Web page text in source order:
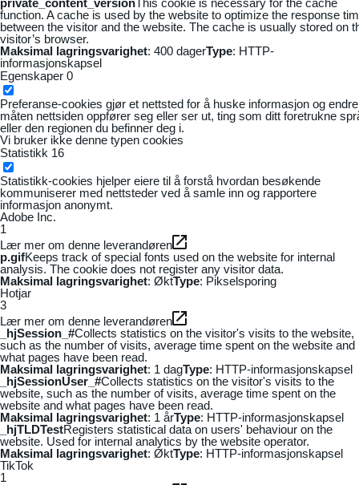
function. A cache is used by the website to optimize the response
between the visitor and the website. The cache is usually stored on
visitor’s browser.
Maksimal lagringsvarighet: 400 dagerType: HTTP-
informasjonskapsel
Egenskaper 0
Preferanse-cookies gjør et nettsted for å huske informasjon og
måten nettsiden oppfører seg eller ser ut, ting som ditt foretrukne
eller den regionen du befinner deg i.
Vi bruker ikke denne typen cookies
Statistikk 16
Statistikk-cookies hjelper eiere til å forstå hvordan besøkende
kommuniserer med nettsteder ved å samle inn og rapportere
informasjon anonymt.
Adobe Inc.
1
Lær mer om denne leverandøren
p.gifKeeps track of special fonts used on the website for internal
analysis. The cookie does not register any visitor data.
Maksimal lagringsvarighet: ØktType: Pikselsporing
Hotjar
3
Lær mer om denne leverandøren
_hjSession_#Collects statistics on the visitor's visits to the website,
such as the number of visits, average time spent on the website and
what pages have been read.
Maksimal lagringsvarighet: 1 dagType: HTTP-informasjonskapsel
_hjSessionUser_#Collects statistics on the visitor's visits to the
website, such as the number of visits, average time spent on the
website and what pages have been read.
Maksimal lagringsvarighet: 1 årType: HTTP-informasjonskapsel
_hjTLDTestRegisters statistical data on users' behaviour on the
website. Used for internal analytics by the website operator.
Maksimal lagringsvarighet: ØktType: HTTP-informasjonskapsel
TikTok
1